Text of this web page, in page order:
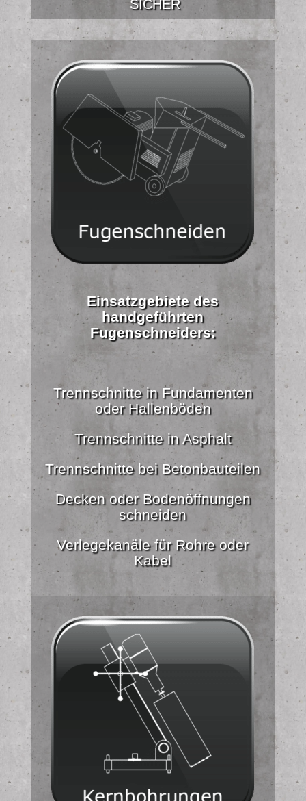
SICHER
Einsatzgebiete des
handgeführten
Fugenschneiders:
Trennschnitte in Fundamenten
oder Hallenböden
Trennschnitte in Asphalt
Trennschnitte bei Betonbauteilen
Decken oder Bodenöffnungen
schneiden
Verlegekanäle für Rohre oder
Kabel